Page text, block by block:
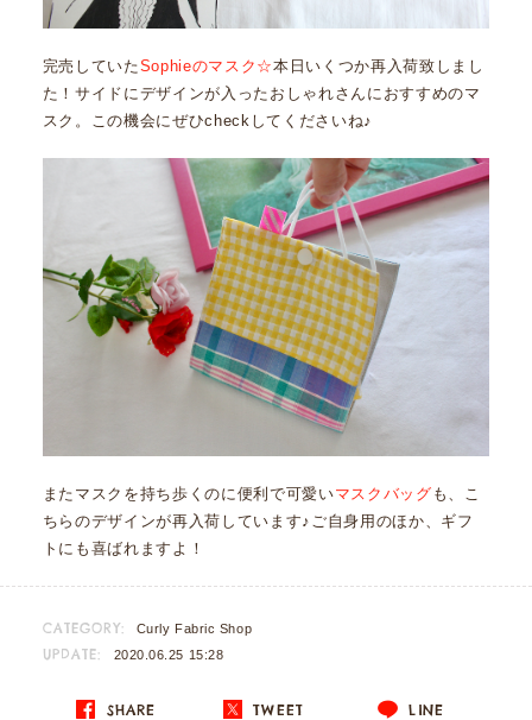
完売していたSophieのマスク☆本日いくつか再入荷致しまし
た！サイドにデザインが入ったおしゃれさんにおすすめのマ
スク。この機会にぜひcheckしてくださいね♪
またマスクを持ち歩くのに便利で可愛いマスクバッグ も、こ
ちらのデザインが再入荷しています♪ご自身用のほか、ギフ
トにも喜ばれますよ！
CATEGORY: Curly Fabric Shop
UPDATE: 2020.06.25 15:28
SHARE TWEET LINE